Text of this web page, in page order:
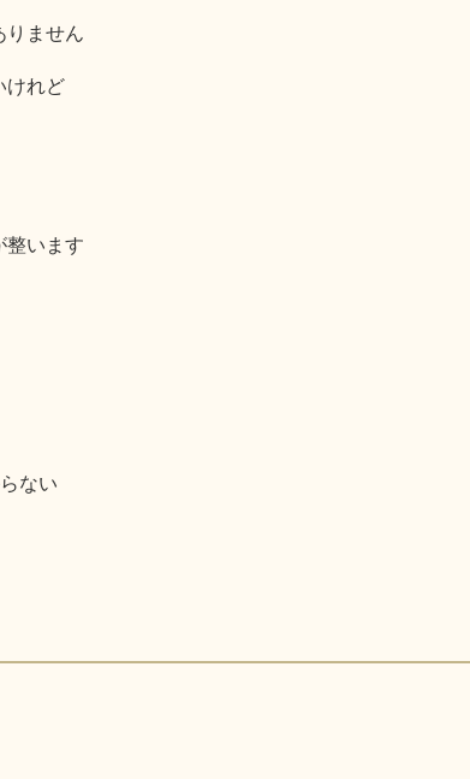
りません
けれど
整います
ない